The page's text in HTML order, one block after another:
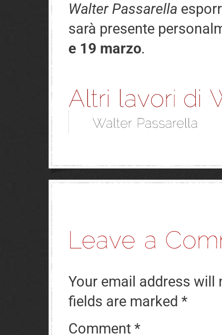
Walter Passarella
sarà presente
e 19 marzo.
Your email address will
fields are marked *
Comment *